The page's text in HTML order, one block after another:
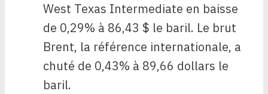
West Texas Intermediate en baisse
de 0,29% à 86,43 $ le baril. Le brut
Brent, la référence internationale, a
chuté de 0,43% à 89,66 dollars le
baril.